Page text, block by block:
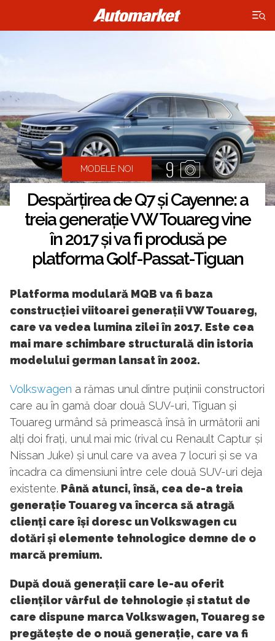
×
MODELE NOI 9
Despărțirea de Q7 și Cayenne: a
treia generație VW Touareg vine
în 2017 și va fi produsă pe
platforma Golf-Passat-Tiguan
Platforma modulară MQB va fi baza
construcției viitoarei generații VW Touareg,
care va vedea lumina zilei în 2017. Este cea
mai mare schimbare structurală din istoria
modelului german lansat în 2002.
Volkswagen a rămas unul dintre puținii constructori
care au în gamă doar două SUV-uri, Tiguan și
Touareg urmând să primească însă în următorii ani
alți doi frați, unul mai mic (rival cu Renault Captur și
Nissan Juke) și unul care va avea 7 locuri și se va
încadra ca dimensiuni între cele două SUV-uri deja
existente. Până atunci, însă, cea de-a treia
generație Touareg va încerca să atragă
clienți care își doresc un Volkswagen cu
dotări și elemente tehnologice demne de o
marcă premium.
După două generații care le-au oferit
clienților vârful de tehnologie și statut de
care dispune marca Volkswagen, Touareg se
pregătește de o nouă generație, care va fi